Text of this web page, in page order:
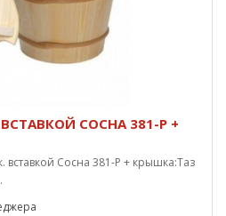
СОСНА 381-Р +
вставкой Сосна 381-P + крышка:Таз